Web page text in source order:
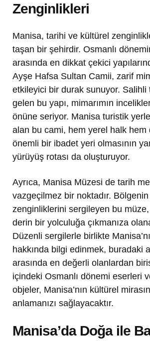
Zenginlikleri
Manisa, tarihi ve kültürel
taşan bir şehirdir. Osmanlı
arasında en dikkat çekici
Ayşe Hafsa Sultan Camii, zarif
etkileyici bir durak sunuyor. Salihli
gelen bu yapı, mimarımın
önüne seriyor. Manisa turistik
alan bu cami, hem yerel halk hem
önemli bir ibadet yeri olmasının
yürüyüş rotası da oluşturuyor.
Ayrıca, Manisa Müzesi de tarih
vazgeçilmez bir noktadır.
zenginliklerini sergileyen bu
derin bir yolculuğa çıkmanıza
Düzenli sergilerle birlikte
hakkında bilgi edinmek, buradaki
arasında en değerli olanlardan
içindeki Osmanlı dönemi eserleri
objeler, Manisa’nın kültürel
anlamanızı sağlayacaktır.
Manisa’da Doğa ile